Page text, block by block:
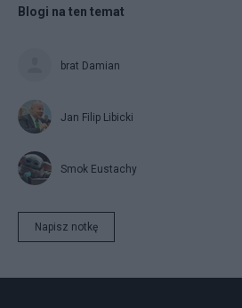
Blogi na ten temat
brat Damian
Jan Filip Libicki
Smok Eustachy
Napisz notkę